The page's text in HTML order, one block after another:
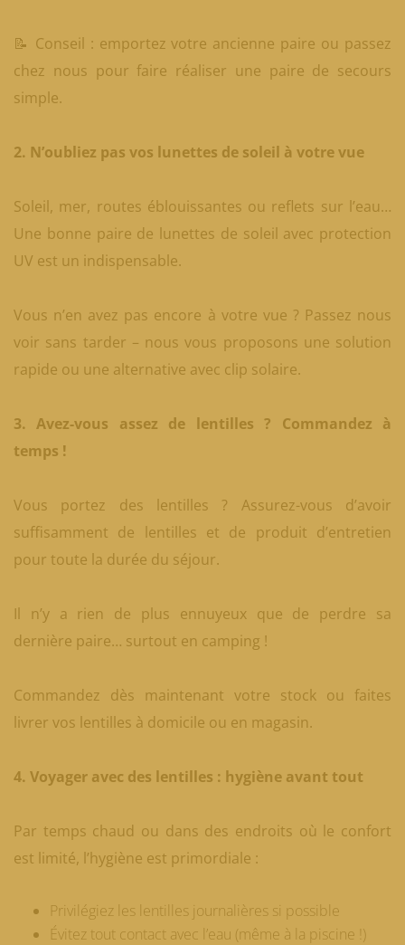
📝 Conseil : emportez votre ancienne paire ou passez
chez nous pour faire réaliser une paire de secours
simple.
2. N’oubliez pas vos lunettes de soleil à votre vue
Soleil, mer, routes éblouissantes ou reflets sur l’eau…
Une bonne paire de lunettes de soleil avec protection
UV est un indispensable.
Vous n’en avez pas encore à votre vue ? Passez nous
voir sans tarder – nous vous proposons une solution
rapide ou une alternative avec clip solaire.
3. Avez-vous assez de lentilles ? Commandez à
temps !
Vous portez des lentilles ? Assurez-vous d’avoir
suffisamment de lentilles et de produit d’entretien
pour toute la durée du séjour.
Il n’y a rien de plus ennuyeux que de perdre sa
dernière paire… surtout en camping !
Commandez dès maintenant votre stock ou faites
livrer vos lentilles à domicile ou en magasin.
4. Voyager avec des lentilles : hygiène avant tout
Par temps chaud ou dans des endroits où le confort
est limité, l’hygiène est primordiale :
Privilégiez les lentilles journalières si possible
Évitez tout contact avec l’eau (même à la piscine !)